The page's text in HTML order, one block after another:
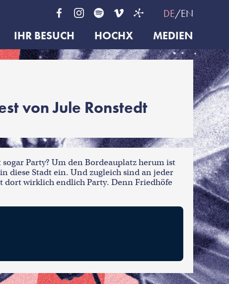
DE EN
IHR BESUCH HOCHX MEDIEN
von Jule Ronstedt
Party? Um den Bordeauplatz herum ist
diese Stadt ein. Und zugleich sind an jeder
dort wirklich endlich Party. Denn Friedhöfe